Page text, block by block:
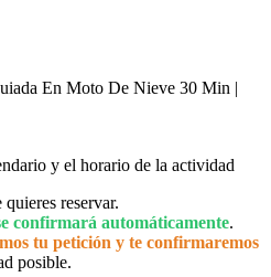
y el horario de la actividad
reservar.
confirmará automáticamente.
tu petición y te confirmaremos
posible.